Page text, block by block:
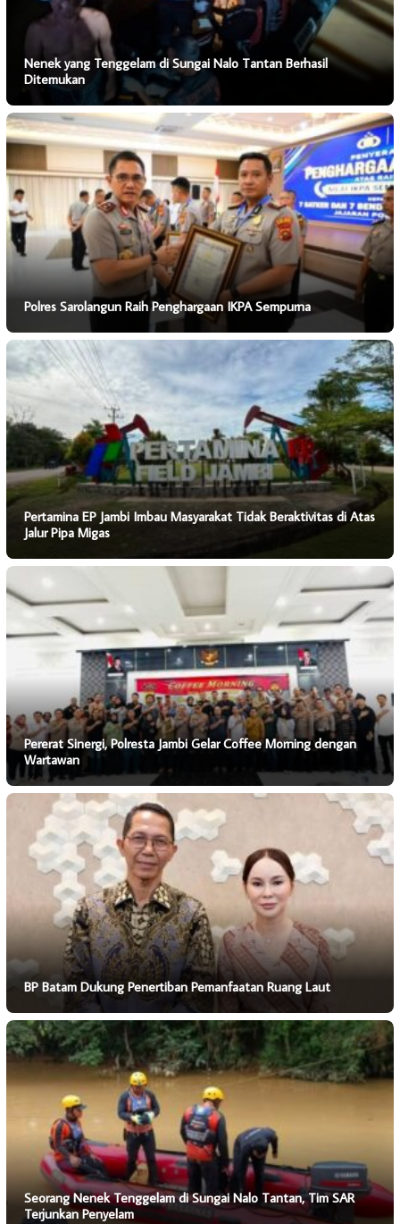
Nenek yang Tenggelam di Sungai Nalo Tantan Berhasil
Ditemukan
Polres Sarolangun Raih Penghargaan IKPA Sempurna
Pertamina EP Jambi Imbau Masyarakat Tidak Beraktivitas di Atas
Jalur Pipa Migas
Pererat Sinergi, Polresta Jambi Gelar Coffee Morning dengan
Wartawan
BP Batam Dukung Penertiban Pemanfaatan Ruang Laut
Seorang Nenek Tenggelam di Sungai Nalo Tantan, Tim SAR
Terjunkan Penyelam